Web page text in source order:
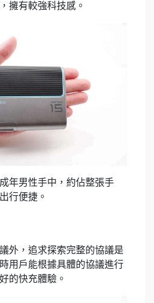
擁有較強科技感。
年男性手中，約佔整張手
行便捷。
外，追求探索完整的協議是
用戶能根據具體的協議進行
的快充體驗。